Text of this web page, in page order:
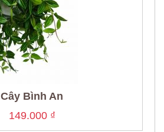
Cây Bình An
149.000 ₫